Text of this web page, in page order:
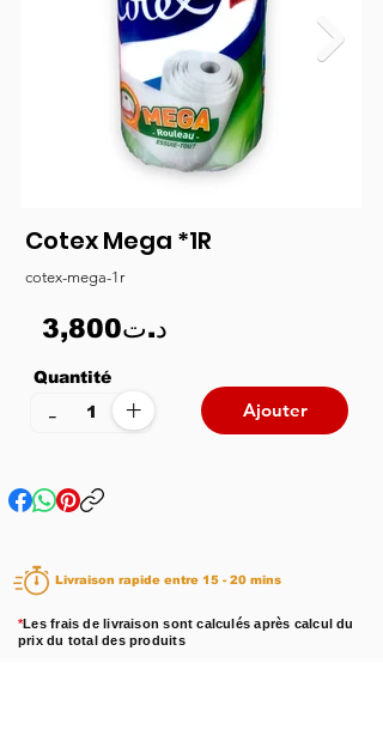
Cotex Mega *1R
cotex-mega-1r
3,800د.ت
Quantité
+
- Ajouter
Livraison rapide entre 15 - 20 mins
*Les frais de livraison sont calculés après calcul du
prix du total des produits